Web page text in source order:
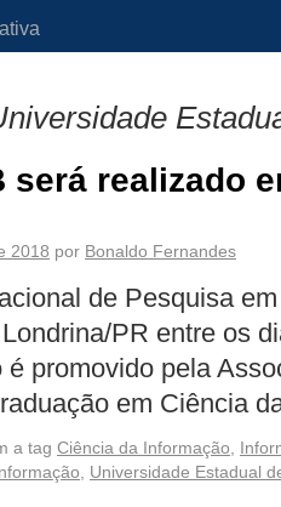
será realizado
2018 por Bonaldo Fernandes
de Pesquisa
PR entre os
é promovido pela
em Ciência
a tag Ciência da Informação
Universidade Estadual